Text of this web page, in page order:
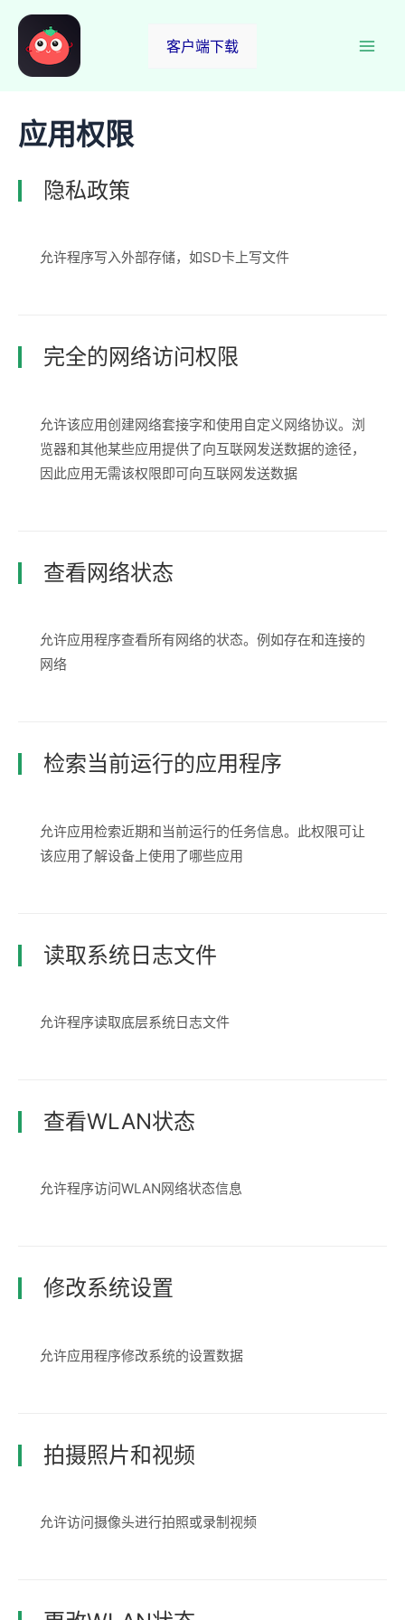
客户端下载
应用权限
隐私政策
允许程序写入外部存储，如SD卡上写文件
完全的网络访问权限
允许该应用创建网络套接字和使用自定义网络协议。浏
览器和其他某些应用提供了向互联网发送数据的途径，
因此应用无需该权限即可向互联网发送数据
查看网络状态
允许应用程序查看所有网络的状态。例如存在和连接的
网络
检索当前运行的应用程序
允许应用检索近期和当前运行的任务信息。此权限可让
该应用了解设备上使用了哪些应用
读取系统日志文件
允许程序读取底层系统日志文件
查看WLAN状态
允许程序访问WLAN网络状态信息
修改系统设置
允许应用程序修改系统的设置数据
拍摄照片和视频
允许访问摄像头进行拍照或录制视频